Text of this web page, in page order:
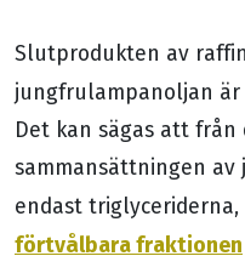
Slutprodukten av
jungfrulampanoljan är
Det kan sägas att
sammansättningen
endast
förtvålbara fraktionen